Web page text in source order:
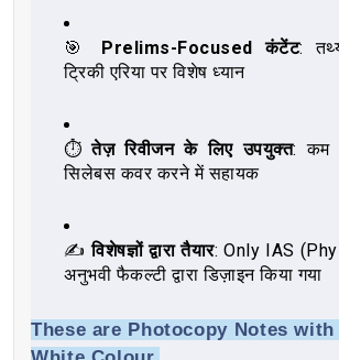
🎯 Prelims-Focused कंटेंट:
ट्रिकी एरिया पर विशेष ध्यान
⏱️तेज़ रिवीजन के लिए उपयुक्त: कम
सिलेबस कवर करने में सहायक
✍️विशेषज्ञों द्वारा तैयार: Only IAS
अनुभवी फैकल्टी द्वारा डिज़ाइन किया गया
These are Photocopy Notes with